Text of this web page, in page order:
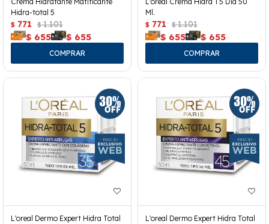
Hidra-total 5
$ 771 $ 1.101
$ 655 $ 655
Ml.
$ 771 $ 1.101
$ 655 $ 655
L'oreal Dermo Expert Hidra Total
L'oreal Dermo Expert Hidra Total